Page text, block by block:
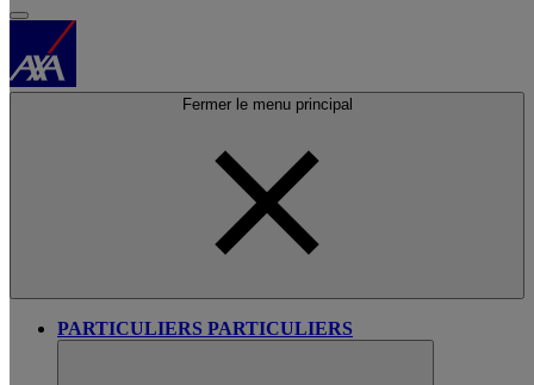
Fermer le menu principal
PARTICULIERS PARTICULIERS